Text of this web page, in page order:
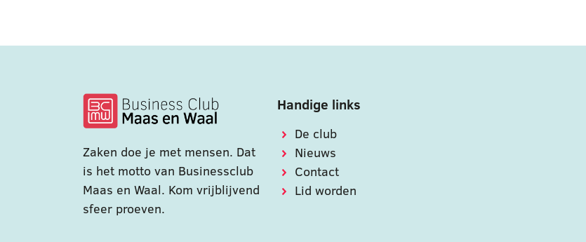
Zaken doe je met mensen. Dat
is het motto van Businessclub
Maas en Waal. Kom vrijblijvend
sfeer proeven.
Handige links
De club
Nieuws
Contact
Lid worden